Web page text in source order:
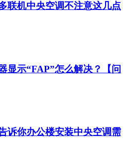
联机中央空调不注意这几点
显示“FAP”怎么解决？【问
诉你办公楼安装中央空调需